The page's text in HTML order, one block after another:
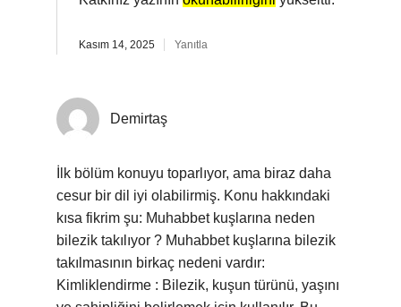
Kasım 14, 2025 Yanıtla
Demirtaş
İlk bölüm konuyu toparlıyor, ama biraz daha
cesur bir dil iyi olabilirmiş. Konu hakkındaki
kısa fikrim şu: Muhabbet kuşlarına neden
bilezik takılıyor ? Muhabbet kuşlarına bilezik
takılmasının birkaç nedeni vardır:
Kimliklendirme : Bilezik, kuşun türünü, yaşını